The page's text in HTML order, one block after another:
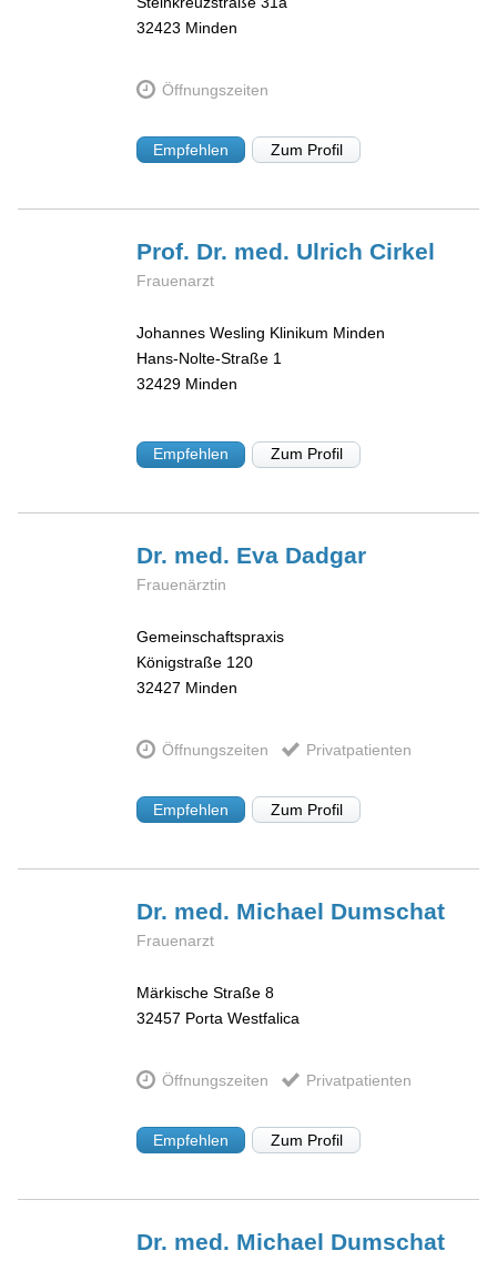
32423 Minden
Öffnungszeiten
Empfehlen Zum Profil
Prof. Dr. med. UlrichCirkel
Frauenarzt
Johannes Wesling Klinikum Minden
Hans-Nolte-Straße 1
32429 Minden
Empfehlen Zum Profil
Dr. med. Eva Dadgar
Frauenärztin
Gemeinschaftspraxis
Königstraße 120
32427 Minden
Öffnungszeiten Privatpatienten
Empfehlen Zum Profil
Dr. med. Michael Dumschat
Frauenarzt
Märkische Straße 8
32457 Porta Westfalica
Öffnungszeiten Privatpatienten
Empfehlen Zum Profil
Dr. med. Michael Dumschat